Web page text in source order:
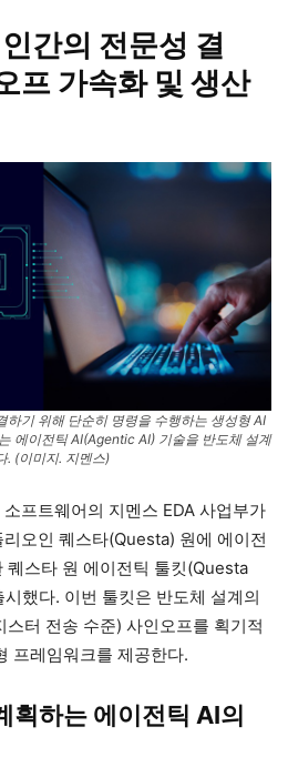
간의 전문성 결
프 가속화 및 생산
하기 위해 단순히 명령을 수행하는 생성형 AI
에이전틱 AI(Agentic AI) 기술을 반도체 설계
. (이미지. 지멘스)
프트웨어의 지멘스 EDA 사업부가
오인 퀘스타(Questa) 원에 에이전
퀘스타 원 에이전틱 툴킷(Questa
했다. 이번 툴킷은 반도체 설계의
터 전송 수준) 사인오프를 획기적
프레임워크를 제공한다.
획하는 에이전틱 AI의